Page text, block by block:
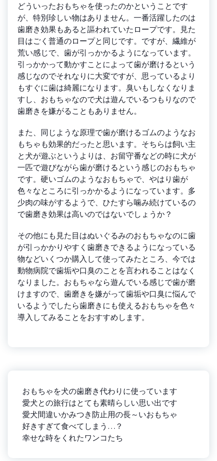
どういったおもちゃを使ったのかということです
が、特別珍しい物はありません。一番活躍したのは
歯磨き効果もあると謳われていたロープです。見た
目はごく普通のロープと同じです。ですが、繊維が
荒い感じで、歯が引っかかるようになっています。
引っかかって動かすことによって歯が磨けるという
感じなのでそれなりに大変ですが、思っているより
もすぐに歯は綺麗になります。臭いもしなくなりま
すし、おもちゃなので犬は遊んでいるつもりなので
歯磨きを嫌がることもありません。
また、同じような原理で歯が磨けるゴムのようなお
もちゃも効果的だったと思います。そちらは飼い主
と犬が遊ぶというよりは、お留守番などの時に犬が
一匹で遊びながら歯が磨けるという感じのおもちゃ
です。硬いゴムのようなおもちゃで、やはり歯が
色々なところに引っかかるようになっています。多
少肉の味がするようで、ひたすら噛み続けているの
で歯磨き効果は高いのではないでしょうか？
その他にも見た目はぬいぐるみのおもちゃなのに歯
が引っかかりやすく歯磨きできるようになっている
物などいくつか購入して使ってみたところ、今では
動物病院で歯垢や口臭のことを言われることはなく
なりました。おもちゃなら遊んでいる感じで歯が磨
けますので、歯磨きを嫌がって歯垢や口臭に悩んで
いるようでしたら歯磨きにも使えるおもちゃを色々
導入してみることをおすすめします。
おもちゃを犬の歯磨き代わりに使っています
愛犬との旅行はとても素晴らしい思い出です
愛犬間違いかみつき防止用の長～いおもちゃ
好きすぎて食べてしまう…？
幸せな時をくれたワンコたち